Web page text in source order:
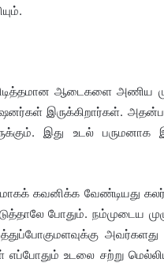
ஆடைகளை அணிய
இருக்கிறார்கள்.
இது உடல் பருமனாக
கவனிக்க வேண்டியது
போதும். நம்முடைய
உடலை சற்று